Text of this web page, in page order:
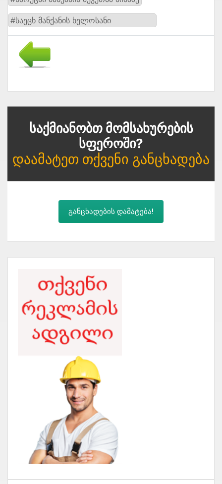
#საეცხ მანქანის ხელოსანი
Საქმიანობთ Მომსახურების
Სფეროში?
Დაამატეთ Თქვენი Განცხადება
განცხადების დამატება!